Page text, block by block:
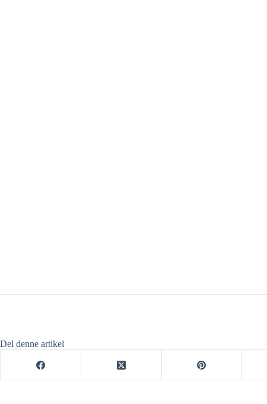
Del denne artikel